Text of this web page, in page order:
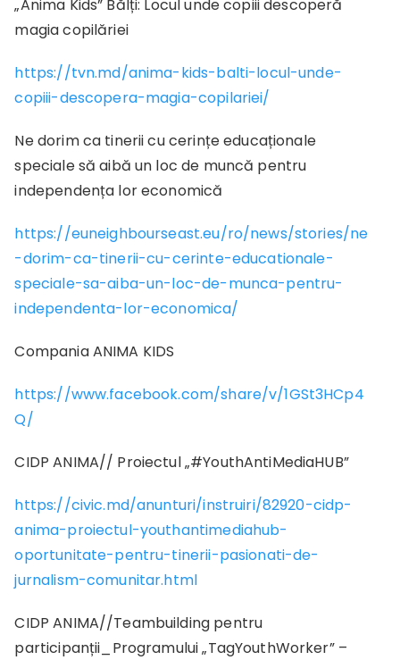
„Anima Kids” Bălți: Locul unde copiii descoperă
magia copilăriei
https://tvn.md/anima-kids-balti-locul-unde-
copiii-descopera-magia-copilariei/
Ne dorim ca tinerii cu cerințe educaționale
speciale să aibă un loc de muncă pentru
independența lor economică
https://euneighbourseast.eu/ro/news/stories/ne
-dorim-ca-tinerii-cu-cerinte-educationale-
speciale-sa-aiba-un-loc-de-munca-pentru-
independenta-lor-economica/
Compania ANIMA KIDS
https://www.facebook.com/share/v/1GSt3HCp4
Q/
CIDP ANIMA// Proiectul „#YouthAntiMediaHUB”
https://civic.md/anunturi/instruiri/82920-cidp-
anima-proiectul-youthantimediahub-
oportunitate-pentru-tinerii-pasionati-de-
jurnalism-comunitar.html
CIDP ANIMA//Teambuilding pentru
participanții_Programului „TagYouthWorker” –